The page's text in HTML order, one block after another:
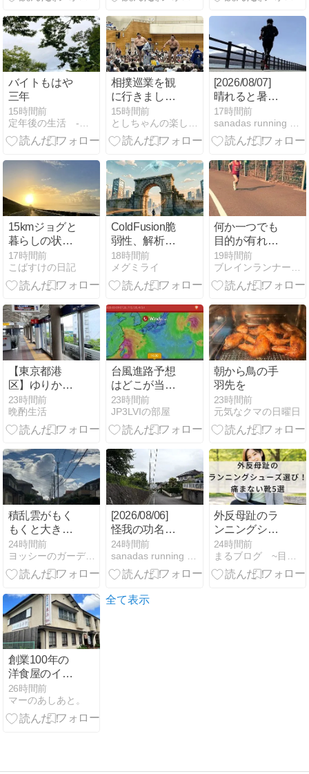
藤の２３号２
ランで先制
バイトもはや
三年
15時間前
相撲巡業を観
に行きまし
た！
15時間前
[2026/08/07]
晴れると暑
い！朝から汗
だくラン。
17時間前
15kmジョグと
暮らしの状況
によってトレ
ーニングにも
強弱つけて細
17時間前
こばすけの日記
ColdFusion脆
弱性、解析公
開2時間で悪
用開始の教訓
18時間前
メグミライ
何か一つでも
目的が有れば
走るのも楽し
19時間前
【東京都港
区】ゆりかも
め レインボー
ブリッジ
23時間前
晩酌生活
台風進路予想
はどこが当た
るか？
23時間前
JP3LVIの部屋
朝から鳥の手
羽先を
23時間前
元気なクマの日曜日
積乱雲がもく
もくと大きく
なってきてい
ました
24時間前
ヨッシーのガーデニングと菜園日記
[2026/08/06]
怪我の功名？
1週間ぶりラ
ン。
24時間前
外反母趾のラ
ンニングシュ
ーズ選び！痛
まない靴5選
24時間前
創業100年の
洋食屋のイン
ディアンライ
スとは
26時間前
マーのあしあと。
全て表示